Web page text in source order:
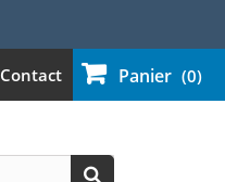
Panier (0)
Contact